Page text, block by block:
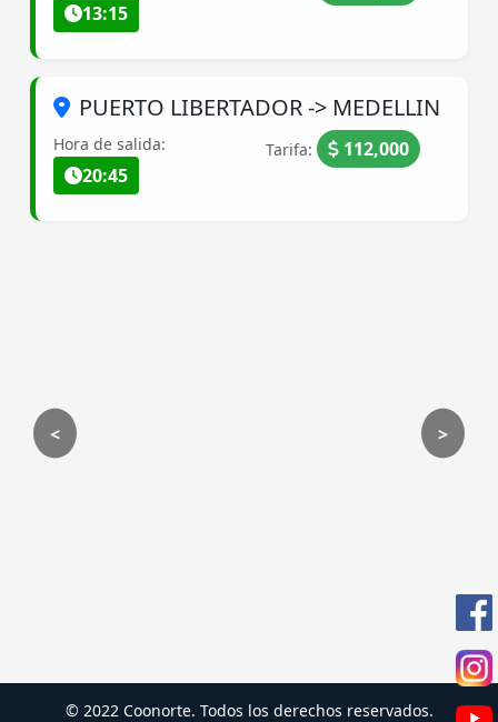
13:15
PUERTO LIBERTADOR -> MEDELLIN
Hora de salida:
20:45
Tarifa: 112,000
< >
© 2022 Coonorte. Todos los derechos reservados.